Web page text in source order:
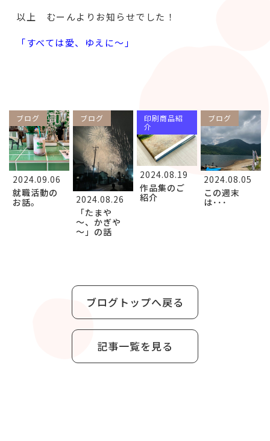
以上 むーんよりお知らせでした！
「すべては愛、ゆえに～」
ブログ
2024.09.06
就職活動の
お話。
ブログ
2024.08.26
「たまや
～、かぎや
～」の話
印刷商品紹
介
2024.08.19
作品集のご
紹介
ブログ
2024.08.05
この週末
は･･･
ブログトップへ戻る
記事一覧を見る